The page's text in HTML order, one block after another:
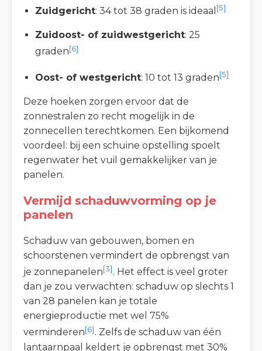
Zuidgericht: 34 tot 38 graden is ideaal [5]
Zuidoost- of zuidwestgericht: 25
graden[6]
Oost- of westgericht: 10 tot 13 graden[5]
Deze hoeken zorgen ervoor dat de
zonnestralen zo recht mogelijk in de
zonnecellen terechtkomen. Een bijkomend
voordeel: bij een schuine opstelling spoelt
regenwater het vuil gemakkelijker van je
panelen.
Vermijd schaduwvorming op je
panelen
Schaduw van gebouwen, bomen en
schoorstenen vermindert de opbrengst van
je zonnepanelen[3]. Het effect is veel groter
dan je zou verwachten: schaduw op slechts 1
van 28 panelen kan je totale
energieproductie met wel 75%
verminderen[6]. Zelfs de schaduw van één
lantaarnpaal keldert je opbrengst met 30%